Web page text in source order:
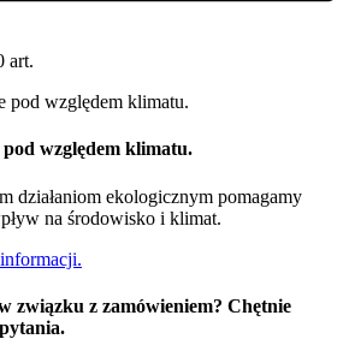
art.
względem klimatu.
działaniom ekologicznym pomagamy
na środowisko i klimat.
związku z zamówieniem? Chętnie